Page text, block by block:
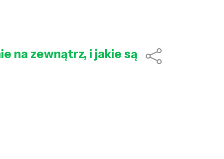
na zewnątrz, i jakie są